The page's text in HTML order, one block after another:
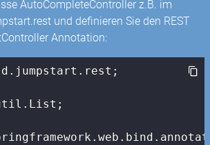
AutoCompleteController z.B. im
und definieren Sie den REST
Annotation: